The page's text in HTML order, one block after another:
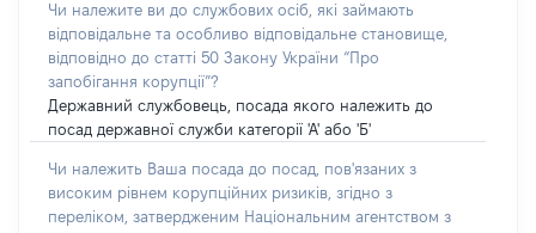
Чи належите ви до службових осіб, які займають
відповідальне та особливо відповідальне становище,
відповідно до статті 50 Закону України “Про
запобігання корупції”?
Державний службовець, посада якого належить до
посад державної служби категорії 'А' або 'Б'
Чи належить Ваша посада до посад, пов'язаних з
високим рівнем корупційних ризиків, згідно з
переліком, затвердженим Національним агентством з